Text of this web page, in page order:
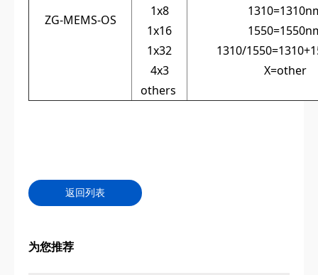
ZG-MEMS-OS
1x8
1x16
1x32
4x3
others
1310/
X=other
返回列表
为您推荐